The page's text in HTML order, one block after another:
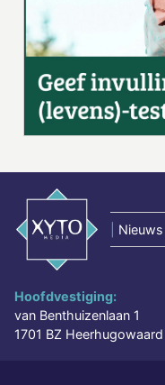
Hoofdvestiging:
van Benthuizenlaan 1
1701 BZ Heerhugowaard